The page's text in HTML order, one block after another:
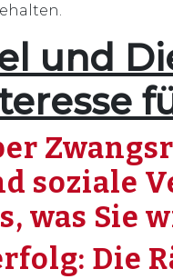
und
soziale
was Sie
Die